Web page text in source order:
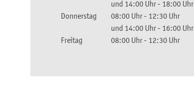
und 14:00 Uhr- 18:00 Uhr
Donnerstag
08:00 Uhr- 12:30 Uhr
und 14:00 Uhr- 16:00 Uhr
Freitag
08:00 Uhr- 12:30 Uhr